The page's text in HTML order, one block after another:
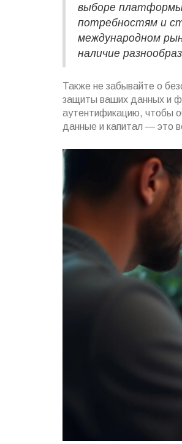
выборе
потребностям и
международном
наличие
Также не забывайте о
защиты ваших данных и
аутентификацию, чтобы
данные и капитал — это